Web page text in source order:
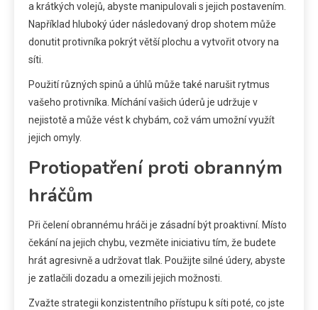
a krátkých volejů, abyste manipulovali s jejich postavením.
Například hluboký úder následovaný drop shotem může
donutit protivníka pokrýt větší plochu a vytvořit otvory na
síti.
Použití různých spinů a úhlů může také narušit rytmus
vašeho protivníka. Míchání vašich úderů je udržuje v
nejistotě a může vést k chybám, což vám umožní využít
jejich omyly.
Protiopatření proti obranným
hráčům
Při čelení obrannému hráči je zásadní být proaktivní. Místo
čekání na jejich chybu, vezměte iniciativu tím, že budete
hrát agresivně a udržovat tlak. Použijte silné údery, abyste
je zatlačili dozadu a omezili jejich možnosti.
Zvažte strategii konzistentního přístupu k síti poté, co jste